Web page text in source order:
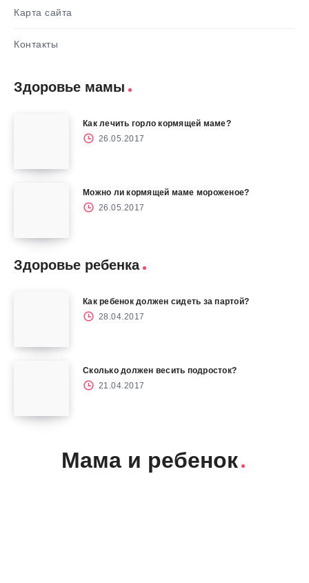
Карта сайта
Контакты
Здоровье мамы
Как лечить горло кормящей маме?
26.05.2017
Можно ли кормящей маме мороженое?
26.05.2017
Здоровье ребенка
Как ребенок должен сидеть за партой?
28.04.2017
Сколько должен весить подросток?
21.04.2017
Мама и ребенок